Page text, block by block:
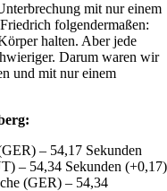
mit nur einem
folgendermaßen:
halten. Aber jede
Darum waren wir
und mit nur einem
– 54,17 Sekunden
– 54,34 Sekunden (+0,17)
(GER) – 54,34